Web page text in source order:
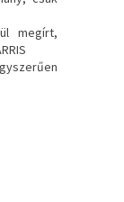
megírt,